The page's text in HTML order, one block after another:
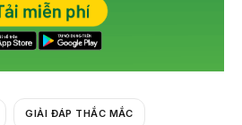
GIẢI ĐÁP THẮC MẮC